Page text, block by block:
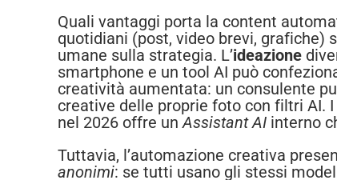
Quali vantaggi porta la content
quotidiani (post, video brevi, grafiche)
umane sulla strategia. L’ideazione
smartphone e un tool AI può
creatività aumentata: un consulente
creative delle proprie foto con filtri AI.
nel 2026 offre unAssistant AI interno
Tuttavia, l’automazione creativa
anonimi: se tutti usano gli stessi